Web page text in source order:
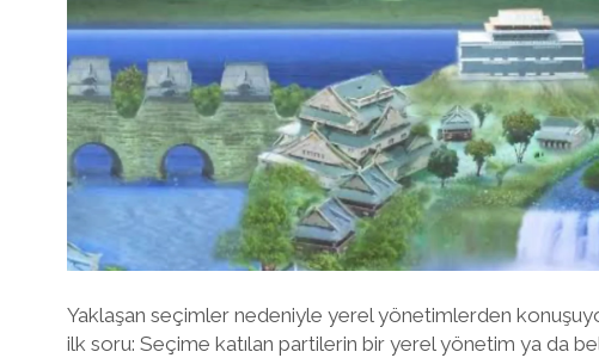
Yaklaşan seçimler nedeniyle yerel yönetimlerden
ilk soru: Seçime katılan partilerin bir yerel yönetim ya da